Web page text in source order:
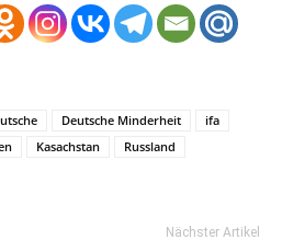
Deutsche Minderheit
ifa
Kasachstan
Russland
Nächster Artikel